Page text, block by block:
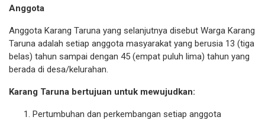
Anggota
Anggota Karang Taruna yang selanjutnya disebut Warga Karang
Taruna adalah setiap anggota masyarakat yang berusia 13 (tiga
belas) tahun sampai dengan 45 (empat puluh lima) tahun yang
berada di desa/kelurahan.
Karang Taruna bertujuan untuk mewujudkan:
Pertumbuhan dan perkembangan setiap anggota